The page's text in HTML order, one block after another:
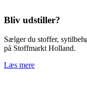
Bliv udstiller?
Sælger du stoffer,
på Stoffmarkt Holland.
Læs mere